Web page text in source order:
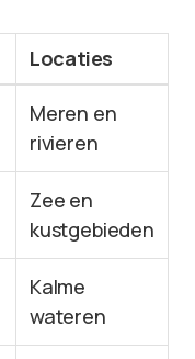
Locaties
Meren en
rivieren
Zee en
kustgebieden
Kalme
wateren